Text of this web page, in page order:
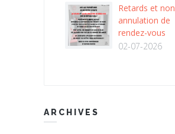
Retards et non
annulation de
rendez-vous
02-07-2026
ARCHIVES